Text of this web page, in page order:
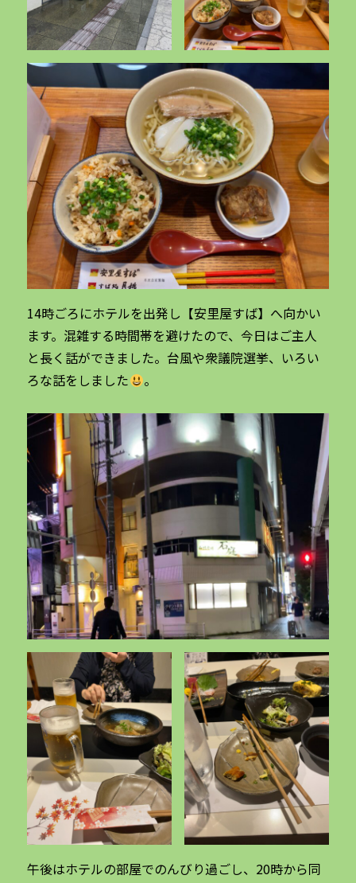
14時ごろにホテルを出発し【安里屋すば】へ向かい
ます。混雑する時間帯を避けたので、今日はご主人
と長く話ができました。台風や衆議院選挙、いろい
ろな話をしました
。
午後はホテルの部屋でのんびり過ごし、20時から同